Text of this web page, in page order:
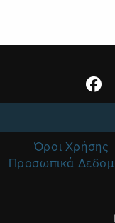
Όροι Χρήσης
Προσωπικά